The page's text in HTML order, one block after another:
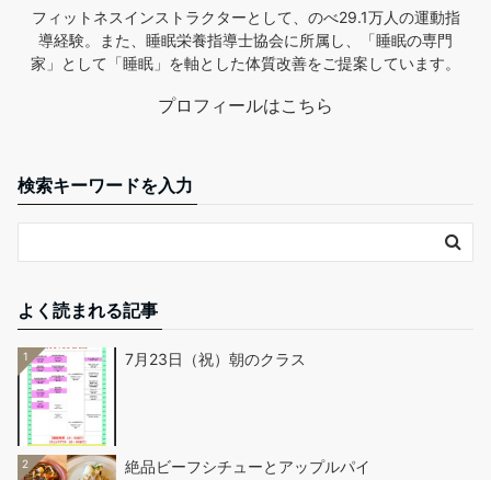
フィットネスインストラクターとして、のべ29.1万人の運動指
導経験。また、睡眠栄養指導士協会に所属し、「睡眠の専門
家」として「睡眠」を軸とした体質改善をご提案しています。
プロフィールはこちら
検索キーワードを入力
よく読まれる記事
1 7月23日（祝）朝のクラス
2 絶品ビーフシチューとアップルパイ